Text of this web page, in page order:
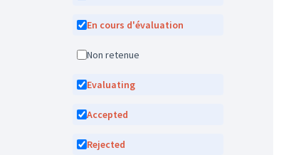
En cours d'évaluation
Non retenue
Evaluating
Accepted
Rejected